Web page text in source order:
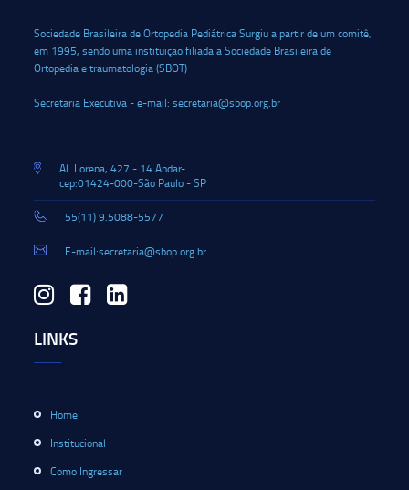
Sociedade Brasileira de Ortopedia Pediátrica Surgiu a partir de um comitê,
em 1995, sendo uma instituiçao filiada a Sociedade Brasileira de
Ortopedia e traumatologia (SBOT)
Secretaria Executiva - e-mail: secretaria@sbop.org.br
Al. Lorena, 427 - 14 Andar-
cep:01424-000-São Paulo - SP
55(11) 9.5088-5577
E-mail:secretaria@sbop.org.br
LINKS
Home
Institucional
Como Ingressar